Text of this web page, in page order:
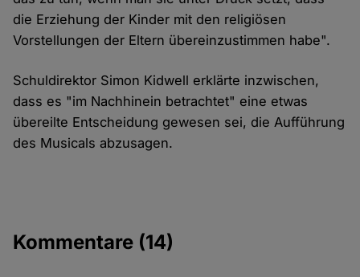
die Erziehung der Kinder mit den religiösen
Vorstellungen der Eltern übereinzustimmen habe".
Schuldirektor Simon Kidwell erklärte inzwischen,
dass es "im Nachhinein betrachtet" eine etwas
übereilte Entscheidung gewesen sei, die Aufführung
des Musicals abzusagen.
Kommentare (14)